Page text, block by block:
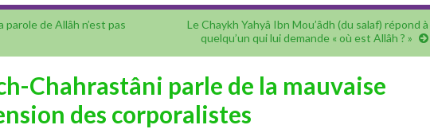
parole de Allâh n’est pas
Le Chaykh Yahyâ Ibn Mou’âdh (du salaf) répond à
quelqu’un qui lui demande « où est Allâh ? »
Chahrastâni parle de la mauvaise
des corporalistes